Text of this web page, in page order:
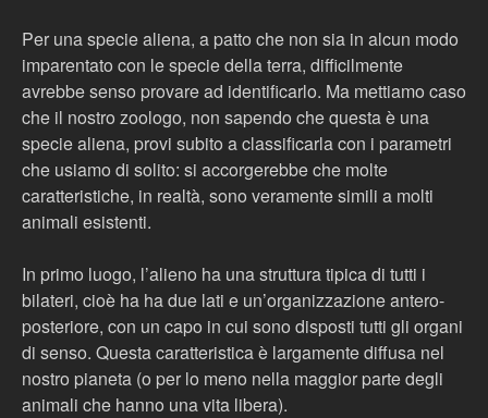
Per una specie aliena, a patto che non sia in alcun modo
imparentato con le specie della terra, difficilmente
avrebbe senso provare ad identificarlo. Ma mettiamo caso
che il nostro zoologo, non sapendo che questa è una
specie aliena, provi subito a classificarla con i parametri
che usiamo di solito: si accorgerebbe che molte
caratteristiche, in realtà, sono veramente simili a molti
animali esistenti.
In primo luogo, l’alieno ha una struttura tipica di tutti i
bilateri, cioè ha ha due lati e un’organizzazione antero-
posteriore, con un capo in cui sono disposti tutti gli organi
di senso. Questa caratteristica è largamente diffusa nel
nostro pianeta (o per lo meno nella maggior parte degli
animali che hanno una vita libera).